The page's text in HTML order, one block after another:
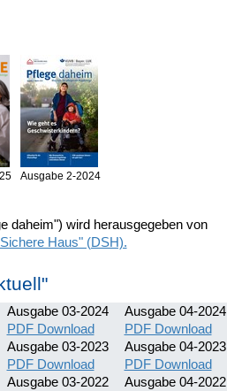
Ausgabe 2-2024
daheim") wird herausgegeben von
Haus" (DSH).
Ausgabe 03-2024
PDF Download
Ausgabe 04-2024
PDF Download
Ausgabe 03-2023
PDF Download
Ausgabe 04-2023
PDF Download
Ausgabe 03-2022
Ausgabe 04-2022